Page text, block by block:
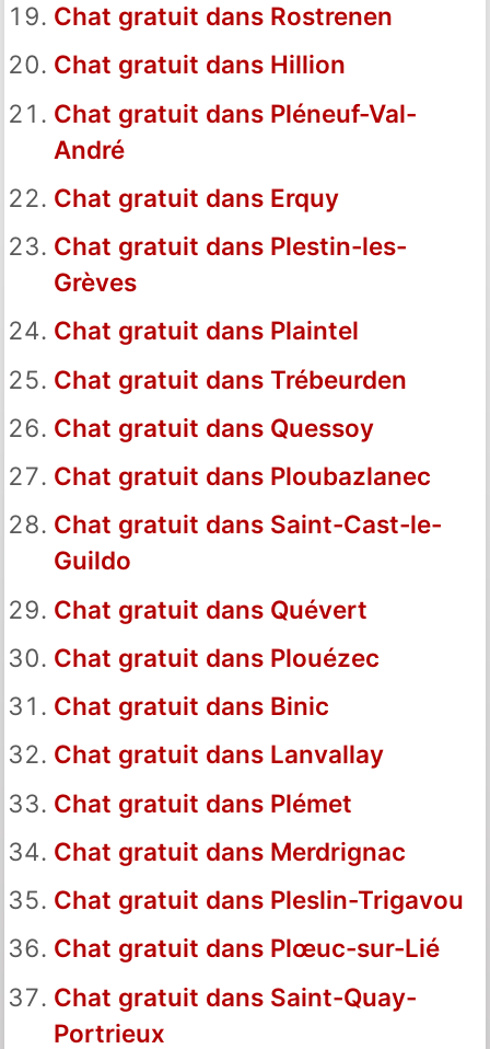
Chat gratuit dans Rostrenen
Chat gratuit dans Hillion
Chat gratuit dans Pléneuf-Val-
André
Chat gratuit dans Erquy
Chat gratuit dans Plestin-les-
Grèves
Chat gratuit dans Plaintel
Chat gratuit dans Trébeurden
Chat gratuit dans Quessoy
Chat gratuit dans Ploubazlanec
Chat gratuit dans Saint-Cast-le-
Guildo
Chat gratuit dans Quévert
Chat gratuit dans Plouézec
Chat gratuit dans Binic
Chat gratuit dans Lanvallay
Chat gratuit dans Plémet
Chat gratuit dans Merdrignac
Chat gratuit dans Pleslin-Trigavou
Chat gratuit dans Plœuc-sur-Lié
Chat gratuit dans Saint-Quay-
Portrieux